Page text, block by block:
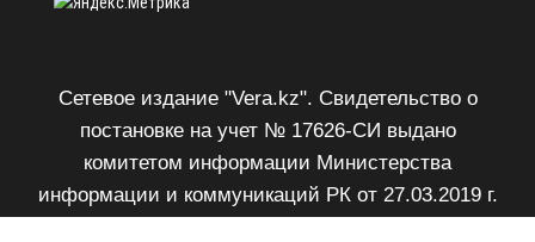
Сетевое издание "Vera.kz". Свидетельство о
постановке на учет № 17626-СИ выдано
комитетом информации Министерства
информации и коммуникаций РК от 27.03.2019 г.